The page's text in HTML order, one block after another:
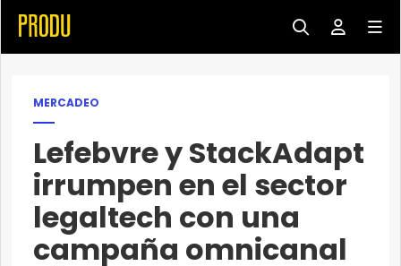
MERCADEO
Lefebvre y StackAdapt
irrumpen en el sector
legaltech con una
campaña omnicanal